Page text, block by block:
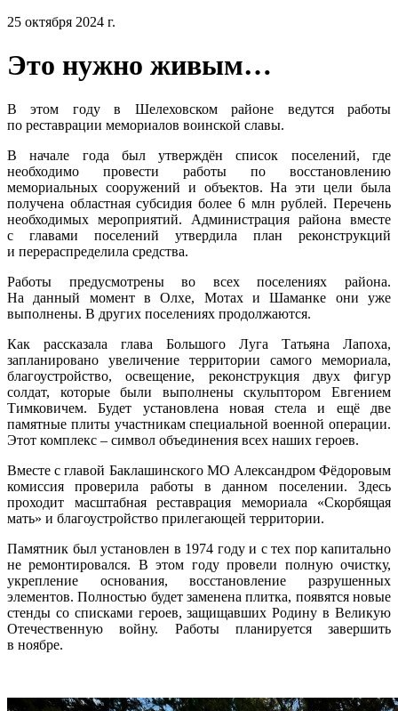
25 октября 2024 г.
Это нужно живым…
В этом году в Шелеховском районе ведутся работы
по реставрации мемориалов воинской славы.
В начале года был утверждён список поселений, где
необходимо провести работы по восстановлению
мемориальных сооружений и объектов. На эти цели была
получена областная субсидия более 6 млн рублей. Перечень
необходимых мероприятий. Администрация района вместе
с главами поселений утвердила план реконструкций
и перераспределила средства.
Работы предусмотрены во всех поселениях района.
На данный момент в Олхе, Мотах и Шаманке они уже
выполнены. В других поселениях продолжаются.
Как рассказала глава Большого Луга Татьяна Лапоха,
запланировано увеличение территории самого мемориала,
благоустройство, освещение, реконструкция двух фигур
солдат, которые были выполнены скульптором Евгением
Тимковичем. Будет установлена новая стела и ещё две
памятные плиты участникам специальной военной операции.
Этот комплекс – символ объединения всех наших героев.
Вместе с главой Баклашинского МО Александром Фёдоровым
комиссия проверила работы в данном поселении. Здесь
проходит масштабная реставрация мемориала «Скорбящая
мать» и благоустройство прилегающей территории.
Памятник был установлен в 1974 году и с тех пор капитально
не ремонтировался. В этом году провели полную очистку,
укрепление основания, восстановление разрушенных
элементов. Полностью будет заменена плитка, появятся новые
стенды со списками героев, защищавших Родину в Великую
Отечественную войну. Работы планируется завершить
в ноябре.